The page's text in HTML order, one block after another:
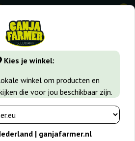
Kies je winkel:
winkel om producten en
die voor jou beschikbaar zijn.
| ganjafarmer.nl
0
soorten White Widow White